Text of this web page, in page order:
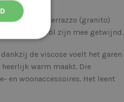
aan terrazzo (granito)
tweedwol zijn mee getwijnd.
de viscose voelt het garen
warm maakt. Die
en woonaccessoires. Het leent